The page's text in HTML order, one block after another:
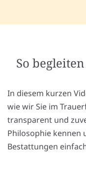
So
In diesem kurzen
wie wir Sie im
transparent und
Philosophie kennen
Bestattungen